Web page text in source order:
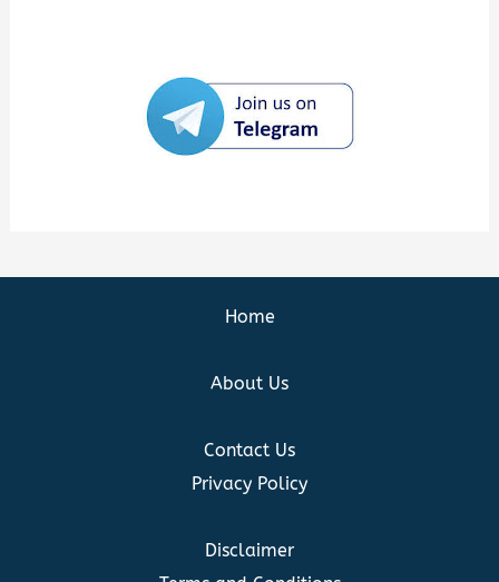
Home
About Us
Contact Us
Privacy Policy
Disclaimer